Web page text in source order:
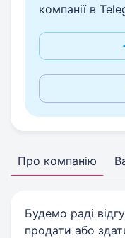
компанії в
Про компанію
Будемо раді
продати або